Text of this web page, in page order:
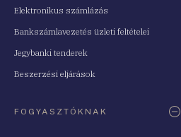
Elektronikus számlázás
Bankszámlavezetés üzleti feltételei
Jegybanki tenderek
Beszerzési eljárások
FOGYASZTÓKNAK